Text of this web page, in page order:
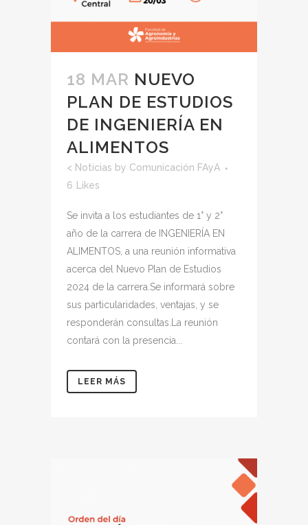
18 MAR NUEVO
PLAN DE ESTUDIOS
DE INGENIERÍA EN
ALIMENTOS
< Noticias by Comunicación FAyA
6
Likes
Se invita a los estudiantes de 1° y 2°
año de la carrera de INGENIERÍA EN
ALIMENTOS, a una reunión informativa
acerca del Nuevo Plan de Estudios
2024 de la carrera.Se informará sobre
sus particularidades, ventajas, y se
responderán consultas.La reunión
contará con la presencia...
LEER MÁS